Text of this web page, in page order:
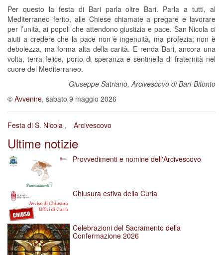
Per questo la festa di Bari parla oltre Bari. Parla a tutti, al
Mediterraneo ferito, alle Chiese chiamate a pregare e lavorare
per l’unità, ai popoli che attendono giustizia e pace. San Nicola ci
aiuti a credere che la pace non è ingenuità, ma profezia; non è
debolezza, ma forma alta della carità. E renda Bari, ancora una
volta, terra felice, porto di speranza e sentinella di fraternità nel
cuore del Mediterraneo.
Giuseppe Satriano, Arcivescovo di Bari-Bitonto
© Avvenire, sabato 9 maggio 2026
Festa di S. Nicola Arcivescovo
Ultime notizie
Provvedimenti e nomine dell'Arcivescovo
Chiusura estiva della Curia
Celebrazioni del Sacramento della
Confermazione 2026